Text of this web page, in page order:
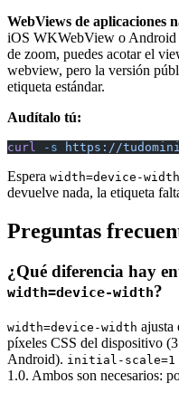
WebViews de aplicaciones
iOS WKWebView o Android
de zoom, puedes acotar el
webview, pero la versión
etiqueta estándar.
Audítalo tú:
curl -s https://
Espera width=device-
devuelve nada, la etiqueta
Preguntas
¿Qué diferencia hay
width=device-width?
width=device-width ajusta
píxeles CSS del dispositivo
Android). initial-scale=1
1.0. Ambos son necesarios: